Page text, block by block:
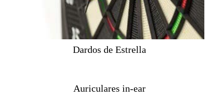
Dardos de Estrella
Auriculares in-ear